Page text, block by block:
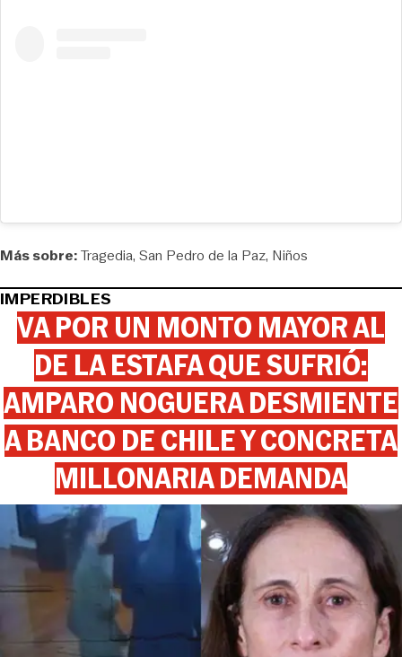
View this post on Instagram
Más sobre:Tragedia San Pedro de la Paz Niños
IMPERDIBLES
VA POR UN MONTO MAYOR AL
DE LA ESTAFA QUE SUFRIÓ:
AMPARO NOGUERA DESMIENTE
A BANCO DE CHILE Y CONCRETA
MILLONARIA DEMANDA